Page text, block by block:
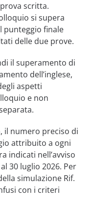
scritta.
si supera
punteggio finale
delle due prove.
il superamento di
dell’inglese,
aspetti
e non
il numero preciso di
attribuito a ogni
indicati nell’avviso
30 luglio 2026. Per
simulazione Rif.
con i criteri